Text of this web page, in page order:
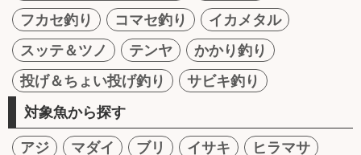
フカセ釣り
コマセ釣り
イカメタル
スッテ＆ツノ
テンヤ
かかり釣り
投げ＆ちょい投げ釣り
サビキ釣り
対象魚から探す
アジ マダイ ブリ イサキ ヒラマサ